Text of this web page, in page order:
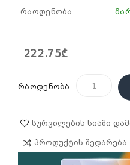
რაოდენობა:
222.75₾
რაოდენობა
Სურვილების Სიაში
Პროდუქტის Შედარება